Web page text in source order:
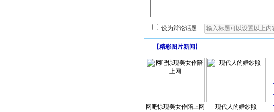
设为辩论话题
【精彩图片新闻 】
网吧惊现美女作陪上网 现代人的婚纱照
·
·
·
·
·